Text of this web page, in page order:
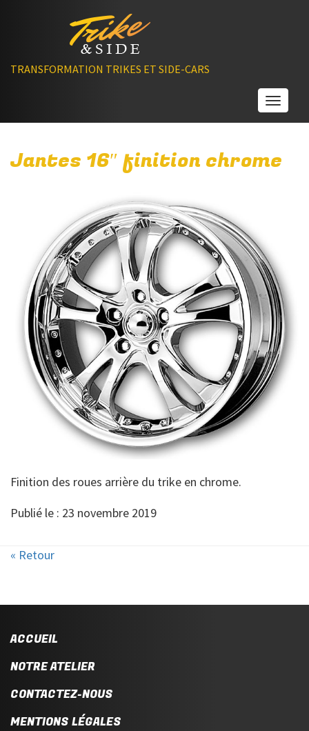
TRANSFORMATION TRIKES ET SIDE-CARS
Jantes 16″ finition chrome
Finition des roues arrière du trike en chrome.
Publié le : 23 novembre 2019
« Retour
ACCUEIL
NOTRE ATELIER
CONTACTEZ-NOUS
MENTIONS LÉGALES